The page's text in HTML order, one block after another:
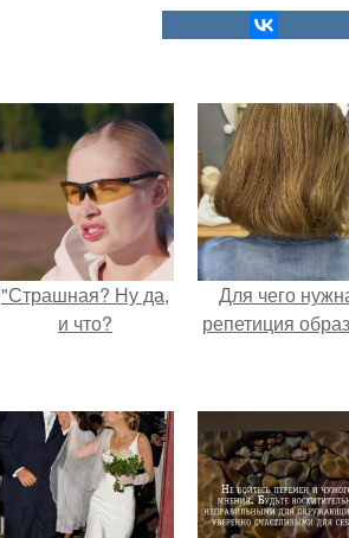
"Страшная? Ну да,
и что?
Для чего
репетиция